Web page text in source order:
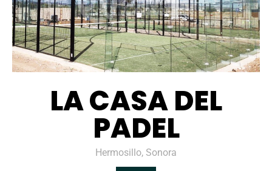
LA CASA DEL
PADEL
Hermosillo, Sonora